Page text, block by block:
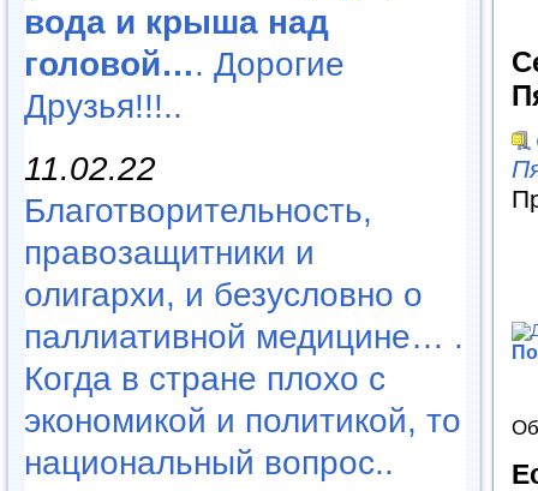
вода и крыша над
головой…. Дорогие
Друзья!!!..
11.02.22
Благотворительность,
правозащитники и
олигархи, и безусловно о
паллиативной медицине… .
Когда в стране плохо с
экономикой и политикой, то
национальный вопрос..